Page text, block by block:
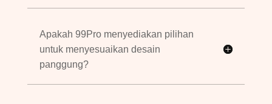
Apakah 99Pro menyediakan pilihan
untuk menyesuaikan desain
panggung?